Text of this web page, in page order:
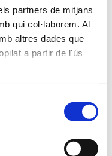
partners de mitjans
qui col·laborem. Al
altres dades que
a partir de l'ús
per al curs
relativa al